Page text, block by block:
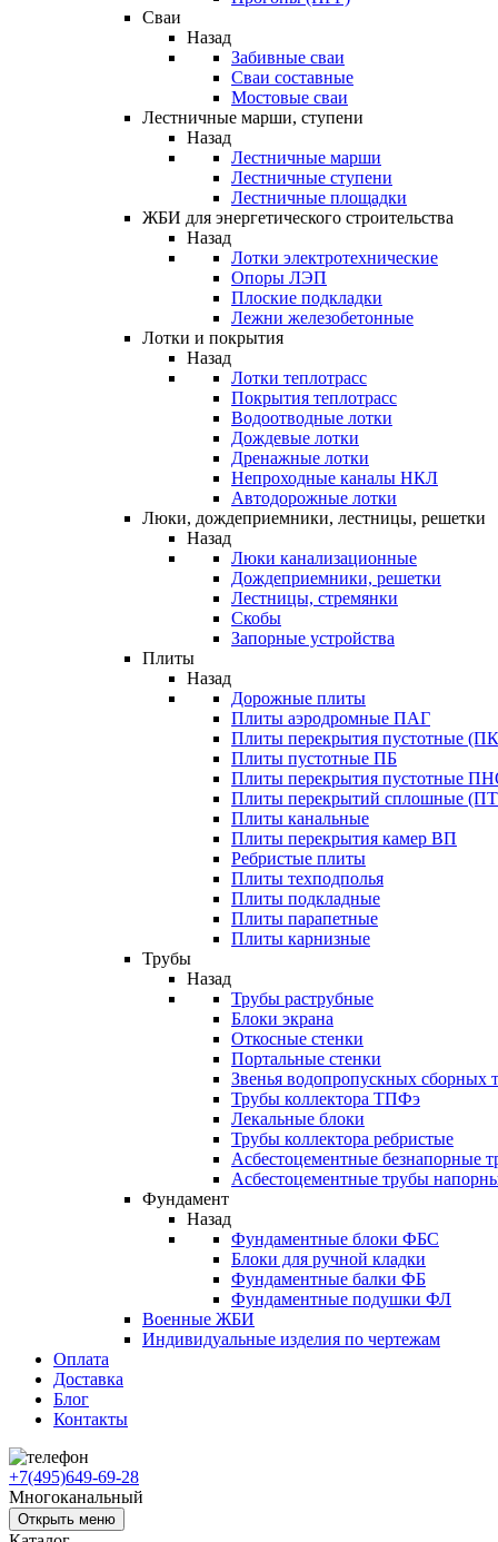
Сваи
Назад
Забивные сваи
Сваи составные
Мостовые сваи
Лестничные марши, ступени
Назад
Лестничные марши
Лестничные ступени
Лестничные площадки
ЖБИ для энергетического строительства
Назад
Лотки электротехнические
Опоры ЛЭП
Плоские подкладки
Лежни железобетонные
Лотки и покрытия
Назад
Лотки теплотрасс
Покрытия теплотрасс
Водоотводные лотки
Дождевые лотки
Дренажные лотки
Непроходные каналы НКЛ
Автодорожные лотки
Люки, дождеприемники, лестницы, решетки
Назад
Люки канализационные
Дождеприемники, решетки
Лестницы, стремянки
Скобы
Запорные устройства
Плиты
Назад
Дорожные плиты
Плиты аэродромные ПАГ
Плиты перекрытия пустотные
Плиты пустотные ПБ
Плиты перекрытия пустотные
Плиты перекрытий сплошные
Плиты канальные
Плиты перекрытия камер ВП
Ребристые плиты
Плиты техподполья
Плиты подкладные
Плиты парапетные
Плиты карнизные
Трубы
Назад
Трубы раструбные
Блоки экрана
Откосные стенки
Портальные стенки
Звенья водопропускных сборных
Трубы коллектора ТПФэ
Лекальные блоки
Трубы коллектора ребристые
Асбестоцементные безнапорные
Асбестоцементные трубы
Фундамент
Назад
Фундаментные блоки ФБС
Блоки для ручной кладки
Фундаментные балки ФБ
Фундаментные подушки ФЛ
Военные ЖБИ
Индивидуальные изделия по чертежам
Оплата
Доставка
Блог
Контакты
+7(495)649-69-28
Многоканальный
Открыть меню